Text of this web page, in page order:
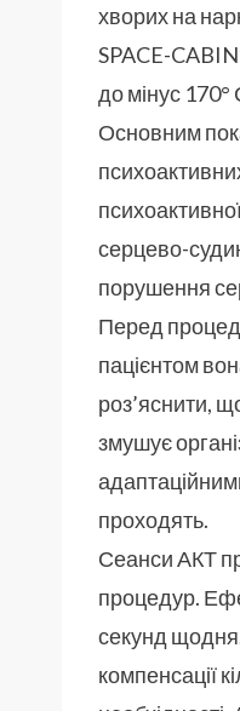
хворих на
SPACE-
до мінус
Основним
серцево-
порушення
Перед
пацієнтом
роз’яснити,
змушує
проходять.
Сеанси АКТ
процедур.
секунд щодня.
компенсації